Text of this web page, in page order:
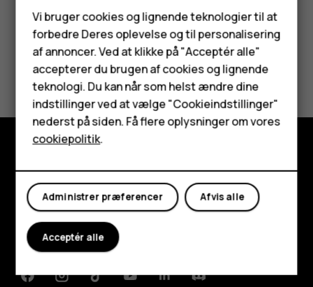
Smartphones
Feature-telefoner
Tilbehør
HMD Terra M
Tablets
Min konto
Synes du, dette var nyttigt?
Ja Nej
Udforsk
Om
Planet and people
Support
FacebookInstagramTiktokYoutubeLinkedinDiscord
Vi bruger cookies og lignende teknologier til at
forbedre Deres oplevelse og til personalisering
af annoncer. Ved at klikke på "Acceptér alle"
accepterer du brugen af cookies og lignende
teknologi. Du kan når som helst ændre dine
indstillinger ved at vælge "Cookieindstillinger"
nederst på siden. Få flere oplysninger om vores
cookiepolitik.
Afvis alle
Administrer præferencer
Acceptér alle